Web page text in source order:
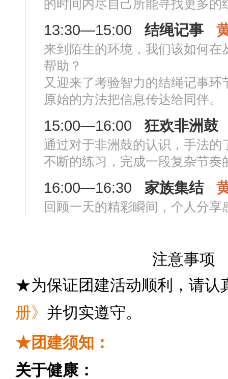
的时间内尽自己所能寻找更多的
13:30—15:00 结绳记事
来到陌生的环境，我们该如何在
帮助？
又迎来了考验智力的结绳记事
原始的方法把信息传达给同伴。
15:00—16:00 狂欢非洲鼓
通过对于非洲鼓的认识，手法的
不断的练习，完成一段复杂节奏
16:00—16:30 家族集结
回顾一天的精彩瞬间，个人分享
注意事项
★为保证团建活动顺利，请认
册》 并切实遵守。
★团建须知：
关于健康：